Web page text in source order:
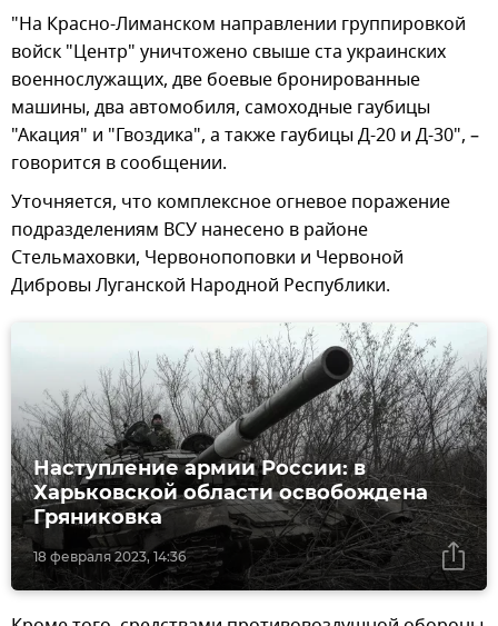
"На Красно-Лиманском направлении группировкой
войск "Центр" уничтожено свыше ста украинских
военнослужащих, две боевые бронированные
машины, два автомобиля, самоходные гаубицы
"Акация" и "Гвоздика", а также гаубицы Д-20 и Д-30", –
говорится в сообщении.
Уточняется, что комплексное огневое поражение
подразделениям ВСУ нанесено в районе
Стельмаховки, Червонопоповки и Червоной
Дибровы Луганской Народной Республики.
18 февраля 2023, 14:36
Наступление армии России: в
Харьковской области освобождена
Гряниковка